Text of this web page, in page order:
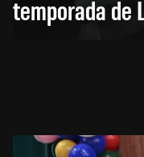
temporada de